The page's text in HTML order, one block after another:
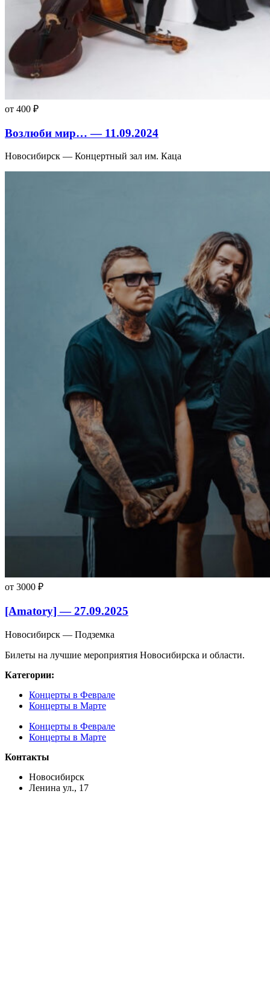
от 400 ₽
Возлюби мир… — 11.09.2024
Новосибирск — Концертный зал им. Каца
от 3000 ₽
[Amatory] — 27.09.2025
Новосибирск — Подземка
Билеты на лучшие мероприятия Новосибирска и области.
Категории:
Концерты в Феврале
Концерты в Марте
Концерты в Феврале
Концерты в Марте
Контакты
Новосибирск
Ленина ул., 17